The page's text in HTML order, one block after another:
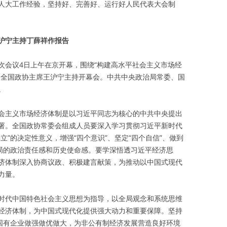
大工作经验，坚持好、完善好、运行好人民代表大会制
宁主持丁薛祥作报告
议4日上午在京开幕，围绕“构建高水平社会主义市场经
国政协主席王沪宁主持开幕会。中共中央政治局常委、国
义市场经济体制是以习近平同志为核心的中共中央提出
。全国政协常委会组成人员要深入学习贯彻习近平新时代
”的决定性意义，增强“四个意识”、坚定“四个自信”、做到
政治责任感和历史使命感。要学深悟透习近平经济思
体制深入协商议政、积极建言献策，为推动以中国式现代
。
代中国特色社会主义思想为指导，以全局观念和系统思维
济体制，为中国式现代化提供强大动力和重要保障。坚持
企业做强做优做大，为非公有制经济发展营造良好环境